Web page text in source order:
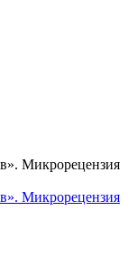
Микрорецензия
Микрорецензия